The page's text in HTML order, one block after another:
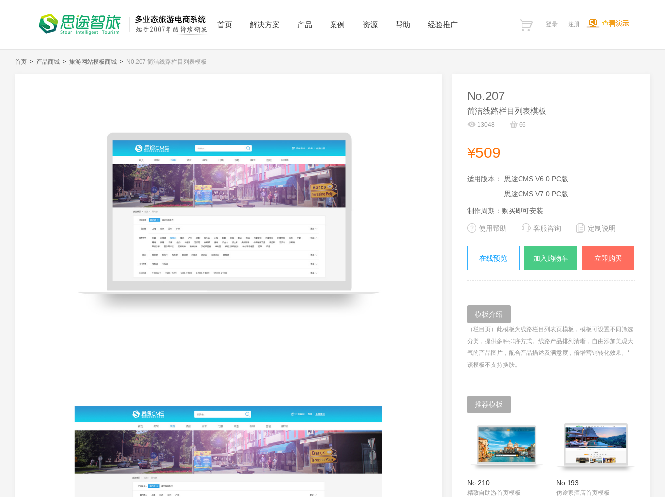
首页 解决方案 产品 案例 资源 帮助 经验推广 登录 注册
首页 > 产品商城 > 旅游网站模板商城 > N0.207 简洁线路栏目列表模板
No.207
简洁线路栏目列表模板
13048 66
¥509
适用版本：
思途CMS V6.0 PC版
思途CMS V7.0 PC版
制作周期：购买即可安装
使用帮助 客服咨询 定制说明
在线预览 加入购物车 立即购买
模板介绍
（栏目页）此模板为线路栏目列表页模板，模板可设置不同筛选
分类，提供多种排序方式。线路产品排列清晰，自由添加美观大
气的产品图片，配合产品描述及满意度，倍增营销转化效果。*
该模板不支持换肤。
推荐模板
No.210
精致自助游首页模板
No.193
仿途家酒店首页模板